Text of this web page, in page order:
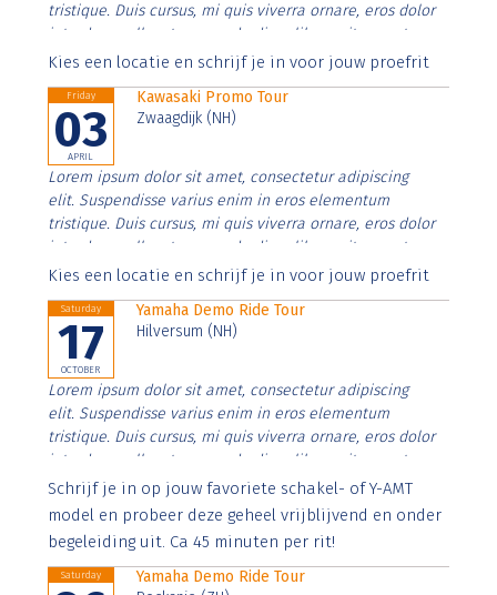
tristique. Duis cursus, mi quis viverra ornare, eros dolor
interdum nulla, ut commodo diam libero vitae erat.
Aenean faucibus nibh et justo cursus id rutrum lorem
Kies een locatie en schrijf je in voor jouw proefrit
Friday
03
APRIL
Kawasaki Promo Tour
Zwaagdijk (NH)
Lorem ipsum dolor sit amet, consectetur adipiscing
elit. Suspendisse varius enim in eros elementum
tristique. Duis cursus, mi quis viverra ornare, eros dolor
interdum nulla, ut commodo diam libero vitae erat.
Aenean faucibus nibh et justo cursus id rutrum lorem
Kies een locatie en schrijf je in voor jouw proefrit
Saturday
17
OCTOBER
Yamaha Demo Ride Tour
Hilversum (NH)
Lorem ipsum dolor sit amet, consectetur adipiscing
elit. Suspendisse varius enim in eros elementum
tristique. Duis cursus, mi quis viverra ornare, eros dolor
interdum nulla, ut commodo diam libero vitae erat.
Aenean faucibus nibh et justo cursus id rutrum lorem
imperdiet. Nunc ut sem vitae risus tristique posuere.
Schrijf je in op jouw favoriete schakel- of Y-AMT
model en probeer deze geheel vrijblijvend en onder
begeleiding uit. Ca 45 minuten per rit!
Saturday
Yamaha Demo Ride Tour